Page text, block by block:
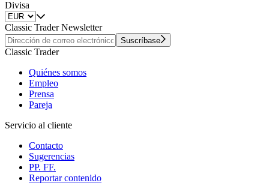
Divisa
Classic Trader Newsletter
Suscríbase
Classic Trader
Quiénes somos
Empleo
Prensa
Pareja
Servicio al cliente
Contacto
Sugerencias
PP. FF.
Reportar contenido